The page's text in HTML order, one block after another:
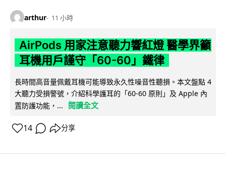
arthur 11 小時
AirPods 用家注意聽力響紅燈 醫學界籲
耳機用戶謹守「60-60」鐵律
長時間高音量佩戴耳機可能導致永久性噪音性聽損。本文盤點 4
大聽力受損警號，介紹科學護耳的「60-60 原則」及 Apple 內
置防護功能，...
閱讀全文
14 分享